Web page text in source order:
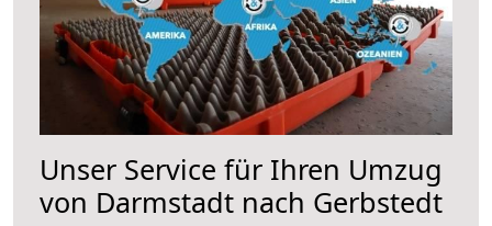
Unser Service für Ihren Umzug
von Darmstadt nach Gerbstedt